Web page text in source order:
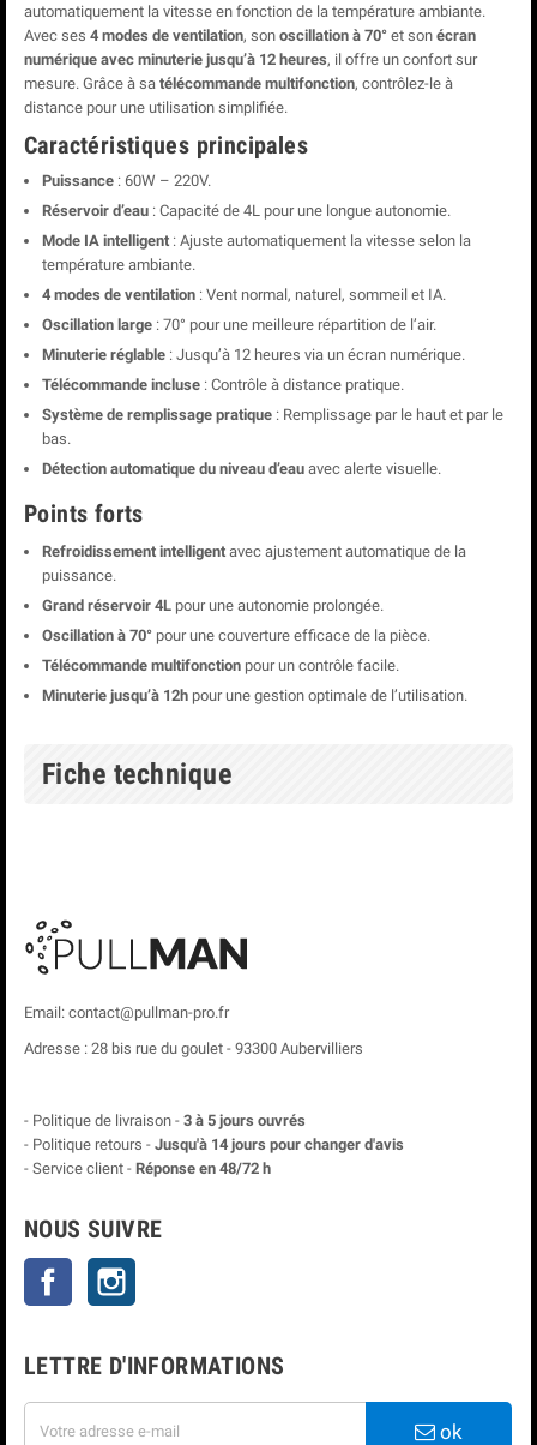
automatiquement la vitesse en fonction de la température ambiante.
Avec ses 4 modes de ventilation, son oscillation à 70° et son écran
numérique avec minuterie jusqu’à 12 heures, il offre un confort sur
mesure. Grâce à sa télécommande multifonction, contrôlez-le à
distance pour une utilisation simplifiée.
Caractéristiques principales
Puissance : 60W – 220V.
Réservoir d’eau : Capacité de 4L pour une longue autonomie.
Mode IA intelligent : Ajuste automatiquement la vitesse selon la
température ambiante.
4 modes de ventilation : Vent normal, naturel, sommeil et IA.
Oscillation large : 70° pour une meilleure répartition de l’air.
Minuterie réglable : Jusqu’à 12 heures via un écran numérique.
Télécommande incluse : Contrôle à distance pratique.
Système de remplissage pratique : Remplissage par le haut et par le
bas.
Détection automatique du niveau d’eau avec alerte visuelle.
Points forts
Refroidissement intelligent avec ajustement automatique de la
puissance.
Grand réservoir 4L pour une autonomie prolongée.
Oscillation à 70° pour une couverture efficace de la pièce.
Télécommande multifonction pour un contrôle facile.
Minuterie jusqu’à 12h pour une gestion optimale de l’utilisation.
Fiche technique
Email: contact@pullman-pro.fr
Adresse : 28 bis rue du goulet - 93300 Aubervilliers
- Politique de livraison - 3 à 5 jours ouvrés
- Politique retours - Jusqu'à 14 jours pour changer d'avis
- Service client - Réponse en 48/72 h
NOUS SUIVRE
Facebook
LETTRE D'INFORMATIONS
ok